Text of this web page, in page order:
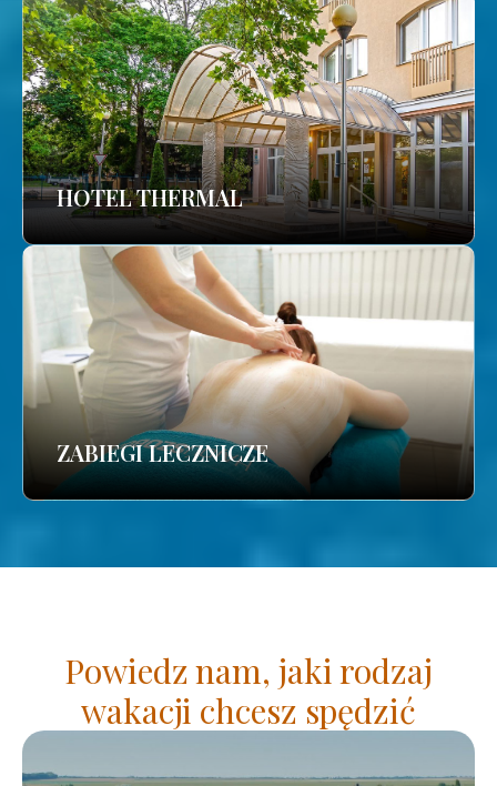
HOTEL THERMAL
ZABIEGI LECZNICZE
Powiedz nam, jaki rodzaj
wakacji chcesz spędzić